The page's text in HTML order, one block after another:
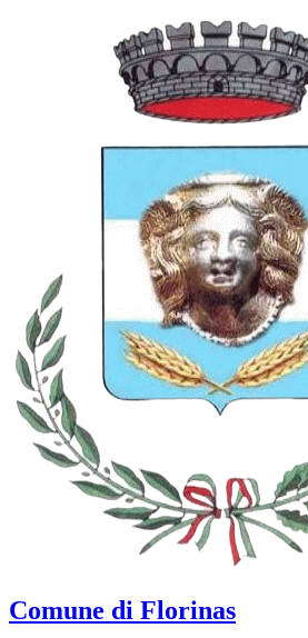
Comune di Florinas